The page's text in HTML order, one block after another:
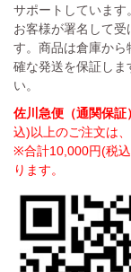
サポートしています
お客様が署名して
す。商品は倉庫か
確な発送を保証しま
い。
佐川急便（通関保証）
込)以上のご注文は
※合計10,000円(税
ります。